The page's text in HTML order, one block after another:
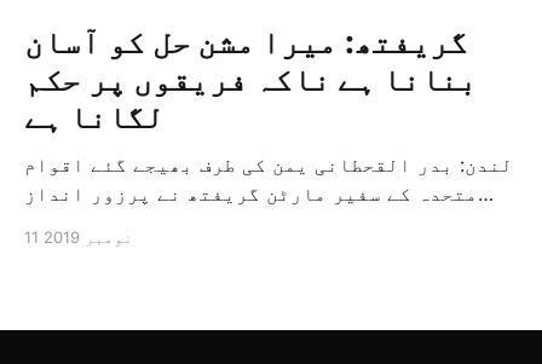
گریفتھ: میرا مشن حل کو آسان
بنانا ہے ناکہ فریقوں پر حکم
لگانا ہے
لندن: بدر القحطانی یمن کی طرف بھیجے گئے اقوام
متحدہ کے سفیر مارٹن گریفتھ نے پرزور انداز
ثالثی اور اس کشمکش کی حدبندی کرنے کے لئے ایک
11 نومبر 2019